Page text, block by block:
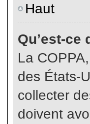
Haut
Qu’est-ce
La
des États-
collecter
doivent